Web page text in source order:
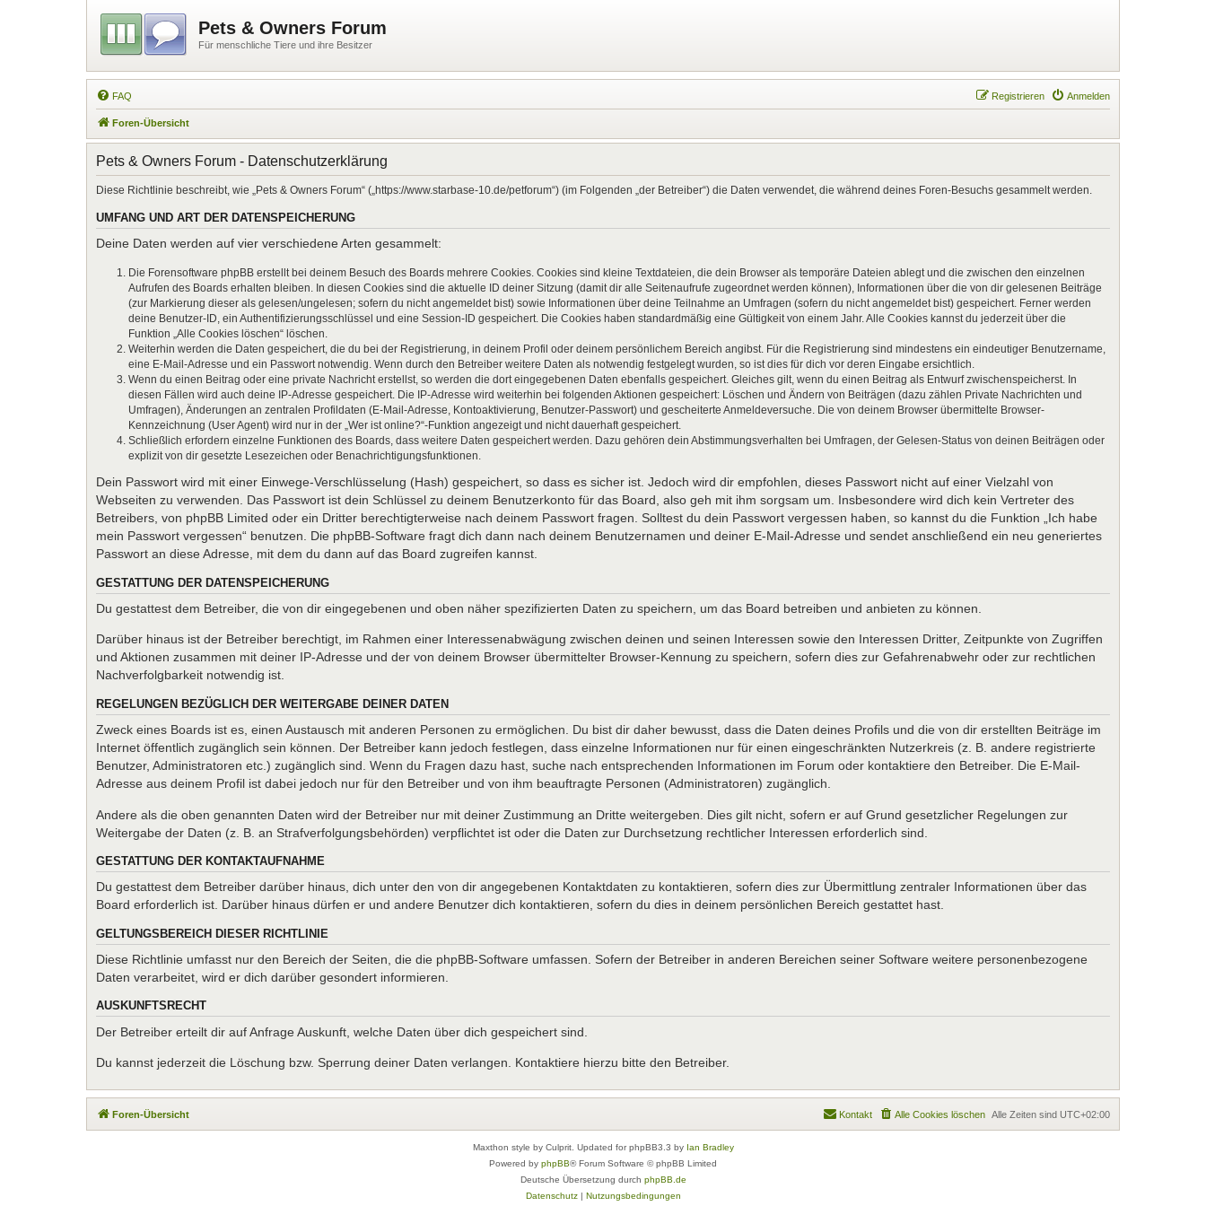
Pets & Owners Forum
Für menschliche Tiere und ihre Besitzer
FAQ Anmelden
Registrieren
Foren-Übersicht
Pets & Owners Forum - Datenschutzerklärung
Diese Richtlinie beschreibt, wie „Pets & Owners Forum“ („https://www.starbase-10.de/petforum“) (im Folgenden „der Betreiber“) die Daten verwendet, die während deines Foren-Besuchs gesammelt werden.
UMFANG UND ART DER DATENSPEICHERUNG
Deine Daten werden auf vier verschiedene Arten gesammelt:
Die Forensoftware phpBB erstellt bei deinem Besuch des Boards mehrere Cookies. Cookies sind kleine Textdateien, die dein Browser als temporäre Dateien ablegt und die zwischen den einzelnen
Aufrufen des Boards erhalten bleiben. In diesen Cookies sind die aktuelle ID deiner Sitzung (damit dir alle Seitenaufrufe zugeordnet werden können), Informationen über die von dir gelesenen Beiträge
(zur Markierung dieser als gelesen/ungelesen; sofern du nicht angemeldet bist) sowie Informationen über deine Teilnahme an Umfragen (sofern du nicht angemeldet bist) gespeichert. Ferner werden
deine Benutzer-ID, ein Authentifizierungsschlüssel und eine Session-ID gespeichert. Die Cookies haben standardmäßig eine Gültigkeit von einem Jahr. Alle Cookies kannst du jederzeit über die
Funktion „Alle Cookies löschen“ löschen.
Weiterhin werden die Daten gespeichert, die du bei der Registrierung, in deinem Profil oder deinem persönlichem Bereich angibst. Für die Registrierung sind mindestens ein eindeutiger Benutzername,
eine E-Mail-Adresse und ein Passwort notwendig. Wenn durch den Betreiber weitere Daten als notwendig festgelegt wurden, so ist dies für dich vor deren Eingabe ersichtlich.
Wenn du einen Beitrag oder eine private Nachricht erstellst, so werden die dort eingegebenen Daten ebenfalls gespeichert. Gleiches gilt, wenn du einen Beitrag als Entwurf zwischenspeicherst. In
diesen Fällen wird auch deine IP-Adresse gespeichert. Die IP-Adresse wird weiterhin bei folgenden Aktionen gespeichert: Löschen und Ändern von Beiträgen (dazu zählen Private Nachrichten und
Umfragen), Änderungen an zentralen Profildaten (E-Mail-Adresse, Kontoaktivierung, Benutzer-Passwort) und gescheiterte Anmeldeversuche. Die von deinem Browser übermittelte Browser-
Kennzeichnung (User Agent) wird nur in der „Wer ist online?“-Funktion angezeigt und nicht dauerhaft gespeichert.
Schließlich erfordern einzelne Funktionen des Boards, dass weitere Daten gespeichert werden. Dazu gehören dein Abstimmungsverhalten bei Umfragen, der Gelesen-Status von deinen Beiträgen oder
explizit von dir gesetzte Lesezeichen oder Benachrichtigungsfunktionen.
Dein Passwort wird mit einer Einwege-Verschlüsselung (Hash) gespeichert, so dass es sicher ist. Jedoch wird dir empfohlen, dieses Passwort nicht auf einer Vielzahl von
Webseiten zu verwenden. Das Passwort ist dein Schlüssel zu deinem Benutzerkonto für das Board, also geh mit ihm sorgsam um. Insbesondere wird dich kein Vertreter des
Betreibers, von phpBB Limited oder ein Dritter berechtigterweise nach deinem Passwort fragen. Solltest du dein Passwort vergessen haben, so kannst du die Funktion „Ich habe
mein Passwort vergessen“ benutzen. Die phpBB-Software fragt dich dann nach deinem Benutzernamen und deiner E-Mail-Adresse und sendet anschließend ein neu generiertes
Passwort an diese Adresse, mit dem du dann auf das Board zugreifen kannst.
GESTATTUNG DER DATENSPEICHERUNG
Du gestattest dem Betreiber, die von dir eingegebenen und oben näher spezifizierten Daten zu speichern, um das Board betreiben und anbieten zu können.
Darüber hinaus ist der Betreiber berechtigt, im Rahmen einer Interessenabwägung zwischen deinen und seinen Interessen sowie den Interessen Dritter, Zeitpunkte von Zugriffen
und Aktionen zusammen mit deiner IP-Adresse und der von deinem Browser übermittelter Browser-Kennung zu speichern, sofern dies zur Gefahrenabwehr oder zur rechtlichen
Nachverfolgbarkeit notwendig ist.
REGELUNGEN BEZÜGLICH DER WEITERGABE DEINER DATEN
Zweck eines Boards ist es, einen Austausch mit anderen Personen zu ermöglichen. Du bist dir daher bewusst, dass die Daten deines Profils und die von dir erstellten Beiträge im
Internet öffentlich zugänglich sein können. Der Betreiber kann jedoch festlegen, dass einzelne Informationen nur für einen eingeschränkten Nutzerkreis (z. B. andere registrierte
Benutzer, Administratoren etc.) zugänglich sind. Wenn du Fragen dazu hast, suche nach entsprechenden Informationen im Forum oder kontaktiere den Betreiber. Die E-Mail-
Adresse aus deinem Profil ist dabei jedoch nur für den Betreiber und von ihm beauftragte Personen (Administratoren) zugänglich.
Andere als die oben genannten Daten wird der Betreiber nur mit deiner Zustimmung an Dritte weitergeben. Dies gilt nicht, sofern er auf Grund gesetzlicher Regelungen zur
Weitergabe der Daten (z. B. an Strafverfolgungsbehörden) verpflichtet ist oder die Daten zur Durchsetzung rechtlicher Interessen erforderlich sind.
GESTATTUNG DER KONTAKTAUFNAHME
Du gestattest dem Betreiber darüber hinaus, dich unter den von dir angegebenen Kontaktdaten zu kontaktieren, sofern dies zur Übermittlung zentraler Informationen über das
Board erforderlich ist. Darüber hinaus dürfen er und andere Benutzer dich kontaktieren, sofern du dies in deinem persönlichen Bereich gestattet hast.
GELTUNGSBEREICH DIESER RICHTLINIE
Diese Richtlinie umfasst nur den Bereich der Seiten, die die phpBB-Software umfassen. Sofern der Betreiber in anderen Bereichen seiner Software weitere personenbezogene
Daten verarbeitet, wird er dich darüber gesondert informieren.
AUSKUNFTSRECHT
Der Betreiber erteilt dir auf Anfrage Auskunft, welche Daten über dich gespeichert sind.
Du kannst jederzeit die Löschung bzw. Sperrung deiner Daten verlangen. Kontaktiere hierzu bitte den Betreiber.
Foren-Übersicht Alle Zeiten sind UTC+02:00
Alle Cookies löschen
Kontakt
Maxthon style by Culprit. Updated for phpBB3.3 by Ian Bradley
Powered by phpBB® Forum Software © phpBB Limited
Deutsche Übersetzung durch phpBB.de
Datenschutz| Nutzungsbedingungen